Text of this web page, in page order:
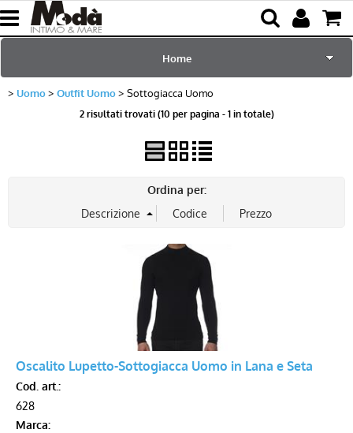
Home
per Lei
per Lui
Mare e Piscina
Abbigliamento
Blog
Uomo Outfit Uomo Sottogiacca Uomo
2 risultati trovati (10 per pagina - 1 in totale)
Ordina per:
Oscalito Lupetto-Sottogiacca Uomo in Lana e Seta
Cod. art.:
628
Marca: